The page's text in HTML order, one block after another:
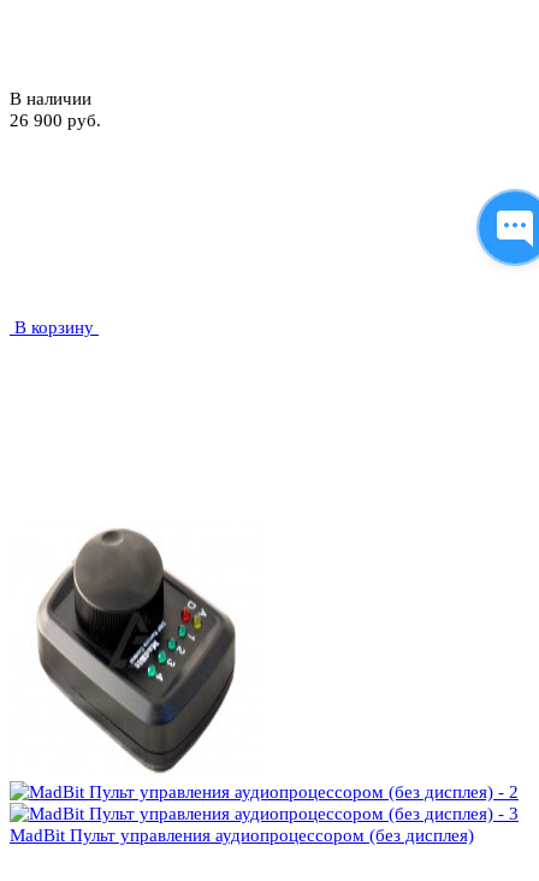
В наличии
26 900 руб.
В корзину
MadBit Пульт управления аудиопроцессором (без дисплея)